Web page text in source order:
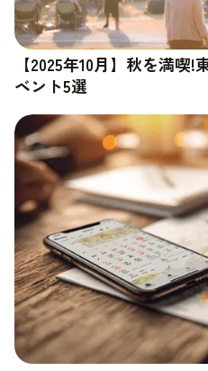
【2025年10月】秋を満喫
ベント5選